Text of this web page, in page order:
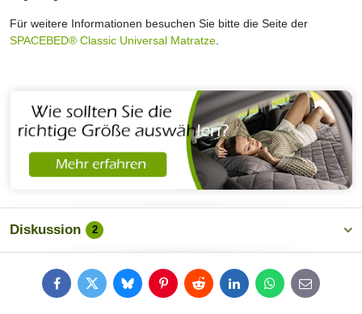
Für weitere Informationen besuchen Sie bitte die Seite der
SPACEBED® Classic Universal Matratze
Diskussion 2
FacebookTwitterBlueskyPinterestRedditLinkedInWhatsApp
E-
mail